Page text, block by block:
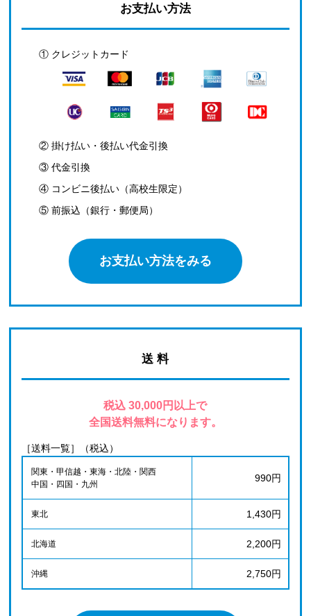
お支払い方法
① クレジットカード
② 掛け払い・後払い代金引換
③ 代金引換
④ コンビニ後払い（高校生限定）
⑤ 前振込（銀行・郵便局）
お支払い方法をみる
送 料
税込 30,000円以上で
全国送料無料になります。
［送料一覧］（税込）
関東・甲信越・東海・北陸・関西
中国・四国・九州
990円
東北 1,430円
北海道 2,200円
沖縄 2,750円